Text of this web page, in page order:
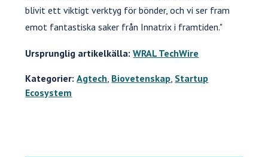
blivit ett viktigt verktyg för bönder, och vi ser fram
emot fantastiska saker från Innatrix i framtiden."
Ursprunglig artikelkälla:WRAL TechWire
Kategorier: Agtech, Biovetenskap, Startup
Ecosystem